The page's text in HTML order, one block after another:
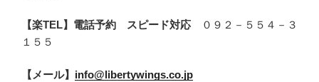
【楽TEL】電話予約 スピード対応
０９２－５５４－３
１５５
【メール】 info@libertywings.co.jp